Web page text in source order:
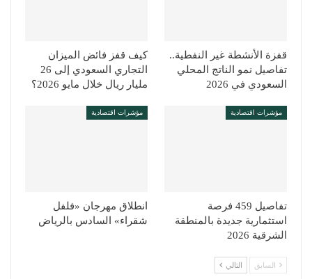
قفزة الأنشطة غير النفطية..
تفاصيل نمو الناتج المحلي
السعودي في 2026
كيف قفز فائض الميزان
التجاري السعودي إلى 26
مليار ريال خلال مايو 2026؟
مؤشرات اقتصادية
تفاصيل 459 فرصة
استثمارية جديدة بالمنطقة
الشرقية 2026
مؤشرات اقتصادية
انطلاق مهرجان «فلفل
شقراء» السادس بالرياض
السابق التالي